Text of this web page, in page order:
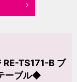
TS171-B ブ
ーブル◆